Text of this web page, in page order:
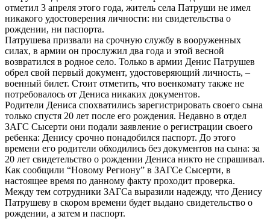
отметил 3 апреля этого года, житель села Патруши не имел
никакого удостоверения личности: ни свидетельства о
рождении, ни паспорта.
Патрушева призвали на срочную службу в вооруженных
силах, в армии он прослужил два года и этой весной
возвратился в родное село. Только в армии Денис Патрушев
обрел свой первый документ, удостоверяющий личность, –
военный билет. Стоит отметить, что военкомату также не
потребовалось от Дениса никаких документов.
Родители Дениса спохватились зарегистрировать своего сына
только спустя 20 лет после его рождения. Недавно в отдел
ЗАГС Сысерти они подали заявление о регистрации своего
ребенка: Денису срочно понадобился паспорт. До этого
времени его родители обходились без документов на сына: за
20 лет свидетельство о рождении Дениса никто не спрашивал.
Как сообщили “Новому Региону” в ЗАГСе Сысерти, в
настоящее время по данному факту проходит проверка.
Между тем сотрудники ЗАГСа выразили надежду, что Денису
Патрушеву в скором времени будет выдано свидетельство о
рождении, а затем и паспорт.